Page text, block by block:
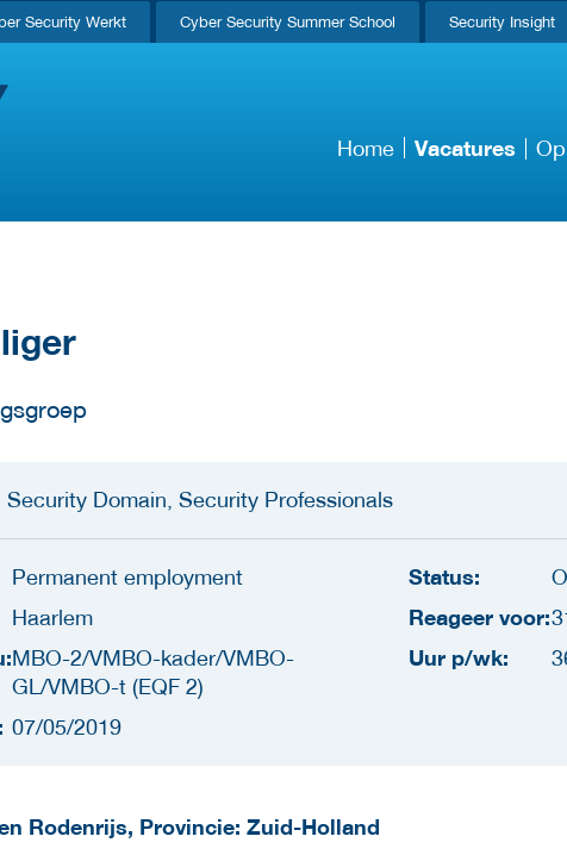
Security Werkt Cyber Security Summer School Security Insight
Home Vacatures
Security Domain, Security Professionals
Permanent employment
Haarlem
MBO-2/VMBO-kader/VMBO-
GL/VMBO-t (EQF 2)
07/05/2019
Status:
Reageer voor:
Uur p/wk:
Rodenrijs, Provincie: Zuid-Holland